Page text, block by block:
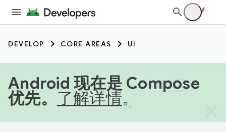
DEVELOP CORE AREAS UI
Android 现在是 Compose
优先。 了解详情。